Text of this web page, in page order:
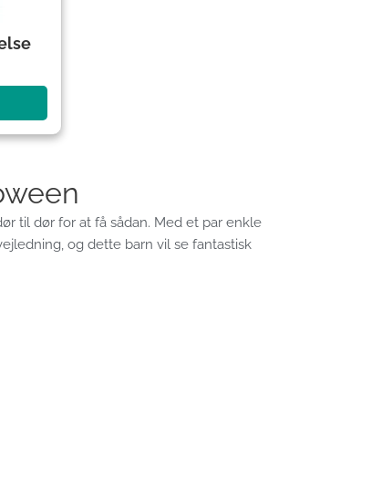
til dør for at få sådan. Med et par enkle
og dette barn vil se fantastisk